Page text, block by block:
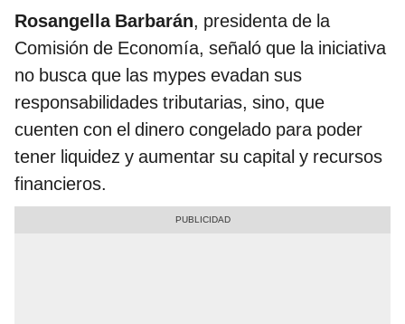
Rosangella Barbarán, presidenta de la
Comisión de Economía, señaló que la iniciativa
no busca que las mypes evadan sus
responsabilidades tributarias, sino, que
cuenten con el dinero congelado para poder
tener liquidez y aumentar su capital y recursos
financieros.